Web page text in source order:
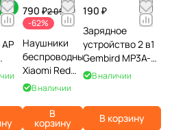
790 ₽2 090 ₽
-62%
Наушники
беспроводные
Xiaomi Redmi
Buds 4 Lite,
В наличии
В
корзину
190 ₽
Зарядное
устройство 2 в1
Gembird MP3A-
UC-AC4 220V-
В наличии
В корзину